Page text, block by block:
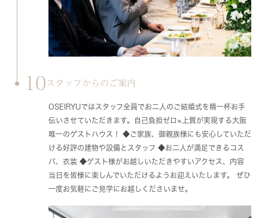
10 スタッフからのご案内
OSEIRYUではスタッフ全員でお二人のご結婚式を精一杯お手
伝いさせていただきます。自己負担ゼロ×上質が実現する大阪
唯一のゲストハウス！ ◆ご家族、御親族様にも安心していただ
ける好評の建物や設備とスタッフ ◆お二人が満足できるコス
パ、衣装 ◆ゲスト様がお越しいただきやすいアクセス、内容
当日を皆様に楽しんでいただけるようお迎えいたします。 ぜひ
一度お気軽にご見学にお越しくださいませ。